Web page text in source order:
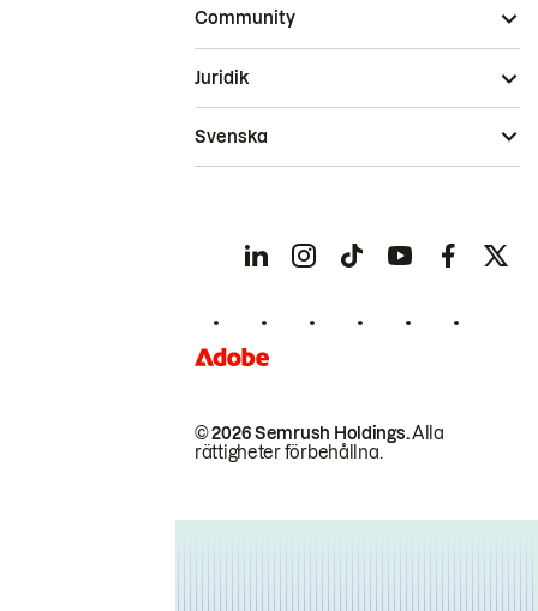
Community
© 2026 Semrush Holdings.Alla
rättigheter förbehållna.
Juridik
Svenska